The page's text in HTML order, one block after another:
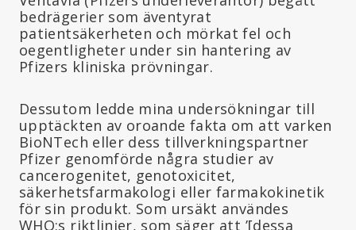
bedrägerier som äventyrat
patientsäkerheten och mörkat fel och
oegentligheter under sin hantering av
Pfizers kliniska prövningar.
Dessutom ledde mina undersökningar till
upptäckten av oroande fakta om att varken
BioNTech eller dess tillverkningspartner
Pfizer genomförde några studier av
cancerogenitet, genotoxicitet,
säkerhetsfarmakologi eller farmakokinetik
för sin produkt. Som ursäkt användes
WHO:s riktlinjer, som säger att ’[dessa